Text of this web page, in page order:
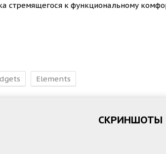
стремящегося к функциональному
Elements
СКРИНШОТЫ